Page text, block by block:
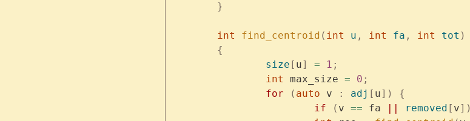
	}
	int
find_centroid ( int u , int fa , int tot )
	{
		size
[ u] = 1 ;
		int
max_size = 0 ;
		for
( auto v : adj [ u])
{
			if
( v == fa removed [ v])